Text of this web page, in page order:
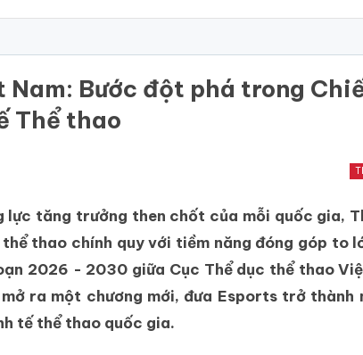
Bước đột phá trong
Thể thao
lực tăng trưởng then chốt của mỗi quốc gia,
thao chính quy với tiềm năng đóng góp to
2026 - 2030 giữa Cục Thể dục thể thao
ra một chương mới, đưa Esports trở thành
tế thể thao quốc gia.